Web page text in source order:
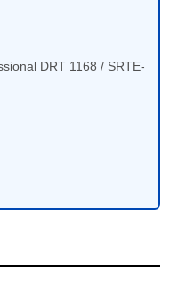
DRT 1168 / SRTE-